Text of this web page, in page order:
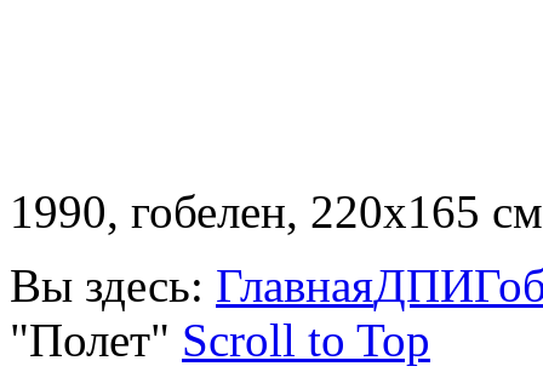
1990, гобелен, 220х165
Вы здесь: ГлавнаяДПИ
"Полет" Scroll to Top